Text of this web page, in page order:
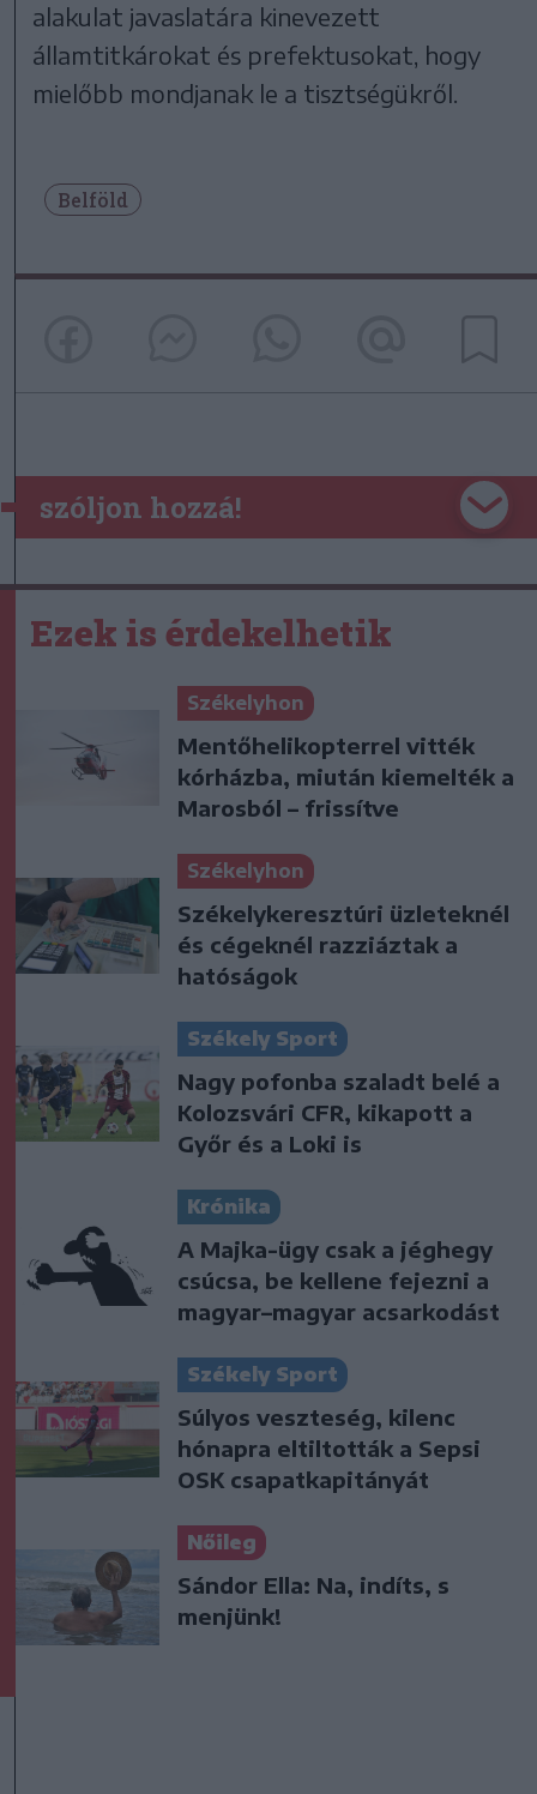
alakulat javaslatára kinevezett
államtitkárokat és prefektusokat, hogy
mielőbb mondjanak le a tisztségükről.
Belföld
szóljon hozzá!
Ezek is érdekelhetik
Székelyhon
Mentőhelikopterrel vitték
kórházba, miután kiemelték a
Marosból – frissítve
Székelyhon
Székelykeresztúri üzleteknél
és cégeknél razziáztak a
hatóságok
Székely Sport
Nagy pofonba szaladt belé a
Kolozsvári CFR, kikapott a
Győr és a Loki is
Krónika
A Majka-ügy csak a jéghegy
csúcsa, be kellene fejezni a
magyar–magyar acsarkodást
Székely Sport
Súlyos veszteség, kilenc
hónapra eltiltották a Sepsi
OSK csapatkapitányát
Nőileg
Sándor Ella: Na, indíts, s
menjünk!